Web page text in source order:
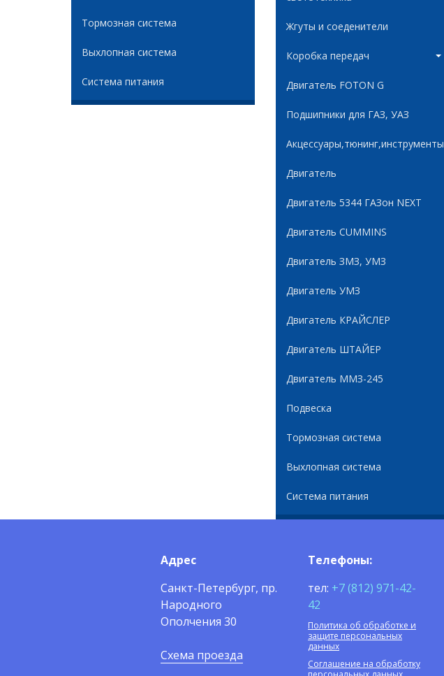
Тормозная система
Выхлопная система
Система питания
Жгуты и соеденители
Коробка передач
Двигатель FOTON G
Подшипники для ГАЗ, УАЗ
Акцессуары,тюнинг,инструменты
Двигатель
Двигатель 5344 ГАЗон NEXT
Двигатель CUMMINS
Двигатель ЗМЗ, УМЗ
Двигатель УМЗ
Двигатель КРАЙСЛЕР
Двигатель ШТАЙЕР
Двигатель ММЗ-245
Подвеска
Тормозная система
Выхлопная система
Система питания
Адрес
Санкт-Петербург, пр.
Народного
Ополчения 30
Схема проезда
Телефоны:
тел: +7 (812) 971-42-
42
Политика об обработке и
защите персональных
данных
Соглашение на обработку